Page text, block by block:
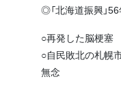
◎「北海道振興」
○再発した脳梗塞
○自民敗北の札幌
無念